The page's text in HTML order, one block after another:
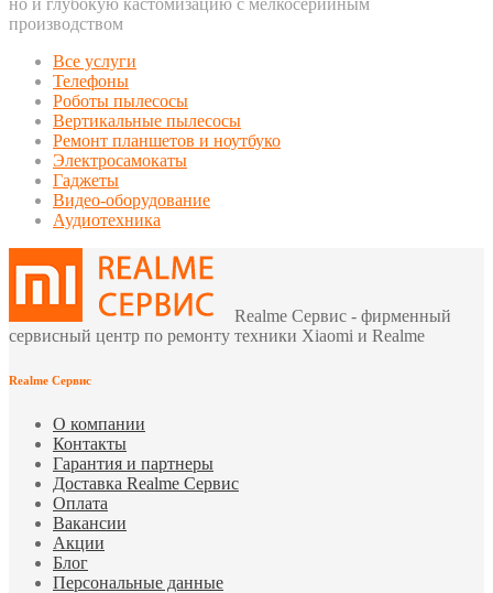
производством
Все услуги
Телефоны
Роботы пылесосы
Вертикальные пылесосы
Ремонт планшетов и ноутбуко
Электросамокаты
Гаджеты
Видео-оборудование
Аудиотехника
Realme Сервис - фирменный
сервисный центр по ремонту техники Xiaomi и Realme
Realme Сервис
О компании
Контакты
Гарантия и партнеры
Доставка Realme Сервис
Оплата
Вакансии
Акции
Блог
Персональные данные